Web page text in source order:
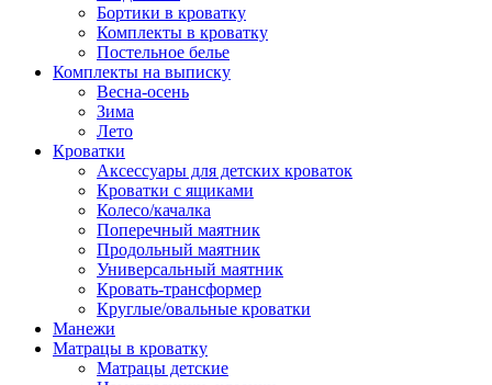
Бортики в кроватку
Комплекты в кроватку
Постельное белье
Комплекты на выписку
Весна-осень
Зима
Лето
Кроватки
Аксессуары для детских кроваток
Кроватки с ящиками
Колесо/качалка
Поперечный маятник
Продольный маятник
Универсальный маятник
Кровать-трансформер
Круглые/овальные кроватки
Манежи
Матрацы в кроватку
Матрацы детские